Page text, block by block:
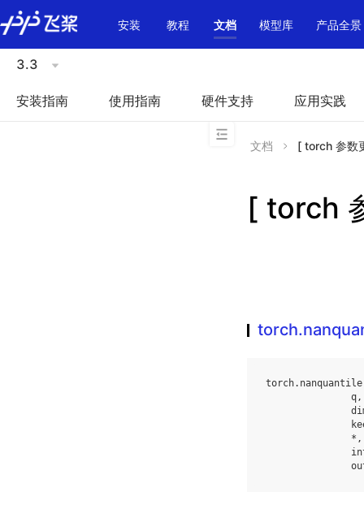
\u200E
安装
教程 文档 模型库 产品全景
3.3
安装指南 使用指南 硬件支持 应用实践
文档 [ torch 参数
[ torch
torch. nanquantile
q,
* ,